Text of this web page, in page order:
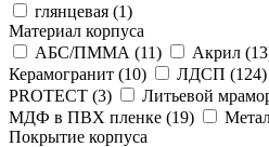
глянцевая (1)
Материал корпуса
АБС/ПММА (11) Акрил (13
Керамогранит (10) ЛДСП (124)
PROTECT (3) Литьевой
МДФ в ПВХ пленке (19)
Покрытие корпуса